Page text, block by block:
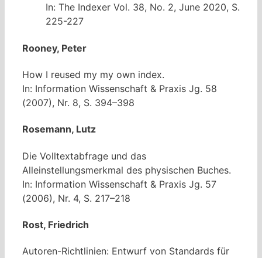
In: The Indexer Vol. 38, No. 2, June 2020, S.
225-227
Rooney, Peter
How I reused my my own index.
In: Information Wissenschaft & Praxis Jg. 58
(2007), Nr. 8, S. 394–398
Rosemann, Lutz
Die Volltextabfrage und das
Alleinstellungsmerkmal des physischen Buches.
In: Information Wissenschaft & Praxis Jg. 57
(2006), Nr. 4, S. 217–218
Rost, Friedrich
Autoren-Richtlinien: Entwurf von Standards für